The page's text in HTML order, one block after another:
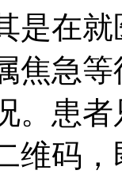
是在
焦急
。患
维码